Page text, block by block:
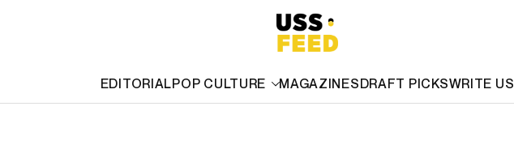
EDITORIALPOP CULTURE MAGAZINESDRAFT PICKSWRITE US